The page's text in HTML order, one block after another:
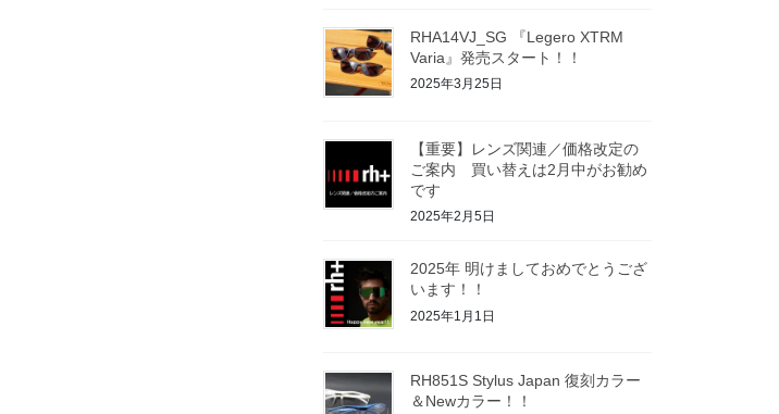
RHA14VJ_SG 『Legero XTRM
Varia』発売スタート！！
2025年3月25日
【重要】レンズ関連／価格改定の
ご案内 買い替えは2月中がお勧め
です
2025年2月5日
2025年 明けましておめでとうござ
います！！
2025年1月1日
RH851S Stylus Japan 復刻カラー
＆Newカラー！！